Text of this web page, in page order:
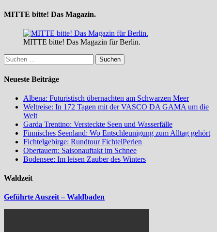
MITTE bitte! Das Magazin.
MITTE bitte! Das Magazin für Berlin.
Suchen
nach:
Neueste Beiträge
Albena: Futuristisch übernachten am Schwarzen Meer
Weltreise: In 172 Tagen mit der VASCO DA GAMA um die
Welt
Garda Trentino: Versteckte Seen und Wasserfälle
Finnisches Seenland: Wo Entschleunigung zum Alltag gehört
Fichtelgebirge: Rundtour FichtelPerlen
Obertauern: Saisonauftakt im Schnee
Bodensee: Im leisen Zauber des Winters
Waldzeit
Geführte Auszeit – Waldbaden